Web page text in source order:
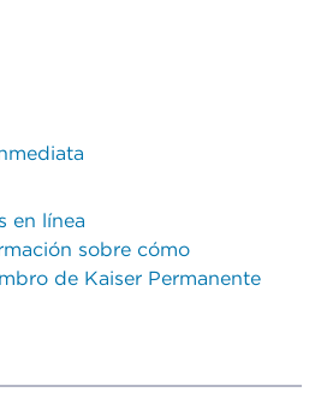
en línea
sobre cómo
de Kaiser Permanente